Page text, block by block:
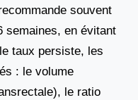
souvent
semaines, en évitant
taux persiste, les
: le volume
le ratio